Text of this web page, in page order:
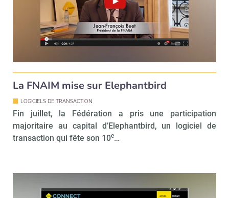
La FNAIM mise sur Elephantbird
LOGICIELS DE TRANSACTION
Fin juillet, la Fédération a pris une participation
majoritaire au capital d’Elephantbird, un logiciel de
transaction qui fête son 10e…
Valider
Non merci, je reçois déjà
!
Je déciderai plus
tard